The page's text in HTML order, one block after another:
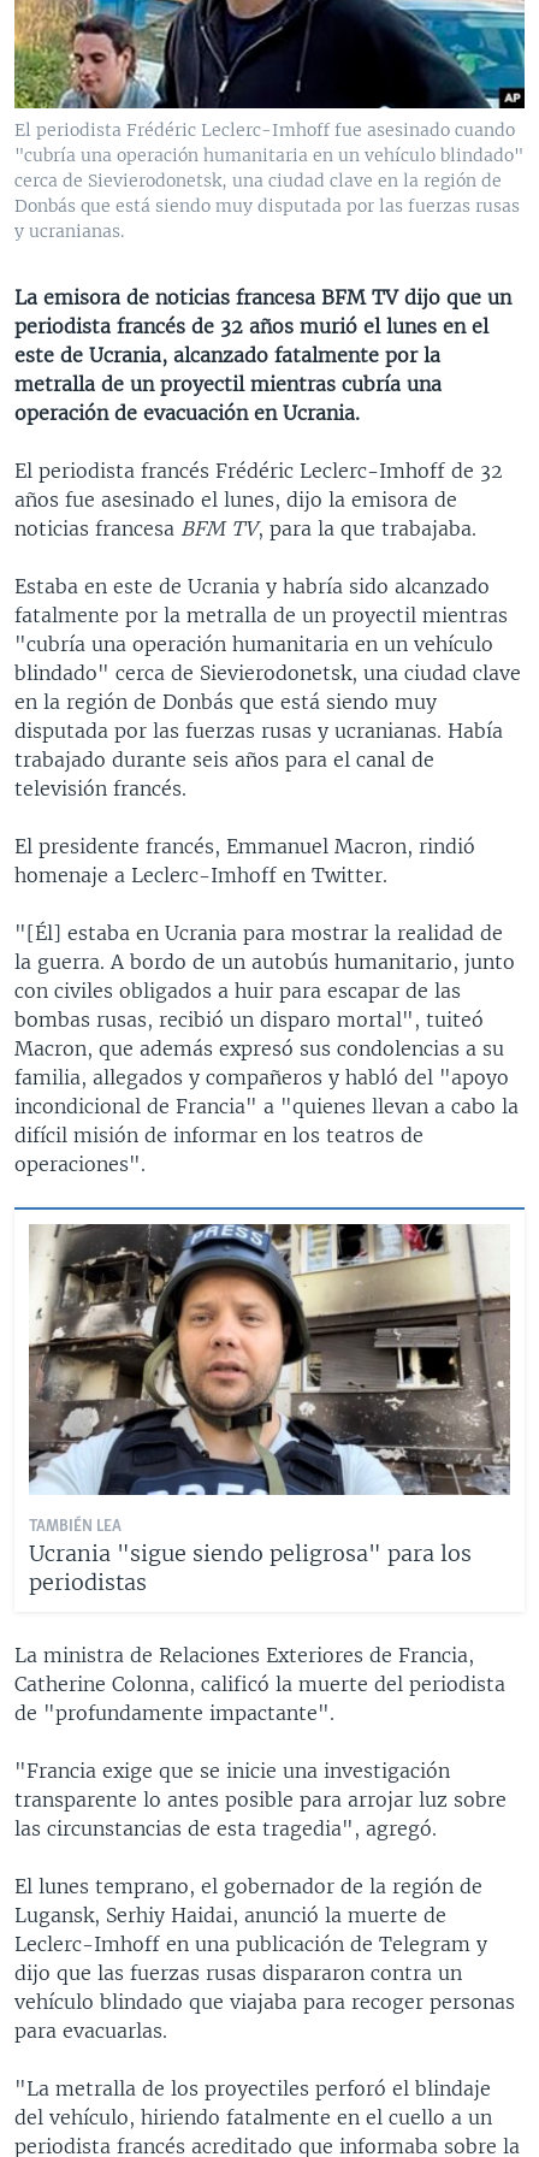
VENEZUELA
BRASIL
NICARAGUA
ECONOMÍA
ENTRETENIMIENTO Y CULTURA
TECNOLOGÍA
DEPORTES
CIENCIA Y SALUD
MULTIMEDIA
VIDEOS
FOTOGRAFÍA
AUDIOS
PROGRAMAS TV
EL MUNDO AL DÍA
FORO INTERAMERICANO
VISIÓN 360
LAS CLAVES
RADIO
AVANCE INFORMATIVO
AUDIONOTICIAS
BUENOS DÍAS AMÉRICA
EL MUNDO AL DÍA [RADIO]
FORO [RADIO]
DEPORTIVO INTERNACIONAL
ENTRETENIMIENTO
DIRECT
DOCUMENTALES DE LA VOA
SÍGANOS
El periodista Frédéric Leclerc-Imhoff fue asesinado cuando
"cubría una operación humanitaria en un vehículo blindado"
cerca de Sievierodonetsk, una ciudad clave en la región de
Donbás que está siendo muy disputada por las fuerzas rusas
y ucranianas.
La emisora ​​​​de noticias francesa BFM TV dijo que un
periodista francés de 32 años murió el lunes en el
este de Ucrania, alcanzado fatalmente por la
metralla de un proyectil mientras cubría una
operación de evacuación en Ucrania.
El periodista francés Frédéric Leclerc-Imhoff de 32
años fue asesinado el lunes, dijo la emisora de
noticias francesa BFM TV, para la que trabajaba.
Estaba en este de Ucrania y habría sido alcanzado
fatalmente por la metralla de un proyectil mientras
"cubría una operación humanitaria en un vehículo
blindado" cerca de Sievierodonetsk, una ciudad clave
en la región de Donbás que está siendo muy
disputada por las fuerzas rusas y ucranianas. Había
trabajado durante seis años para el canal de
televisión francés.
El presidente francés, Emmanuel Macron, rindió
homenaje a Leclerc-Imhoff en Twitter.
"[Él] estaba en Ucrania para mostrar la realidad de
la guerra. A bordo de un autobús humanitario, junto
con civiles obligados a huir para escapar de las
bombas rusas, recibió un disparo mortal", tuiteó
Macron, que además expresó sus condolencias a su
familia, allegados y compañeros y habló del "apoyo
incondicional de Francia" a "quienes llevan a cabo la
difícil misión de informar en los teatros de
operaciones".
TAMBIÉN LEA
Ucrania "sigue siendo peligrosa" para los
periodistas
La ministra de Relaciones Exteriores de Francia,
Catherine Colonna, calificó la muerte del periodista
de "profundamente impactante".
"Francia exige que se inicie una investigación
transparente lo antes posible para arrojar luz sobre
las circunstancias de esta tragedia", agregó.
El lunes temprano, el gobernador de la región de
Lugansk, Serhiy Haidai, anunció la muerte de
Leclerc-Imhoff en una publicación de Telegram y
dijo que las fuerzas rusas dispararon contra un
vehículo blindado que viajaba para recoger personas
para evacuarlas.
"La metralla de los proyectiles perforó el blindaje
del vehículo, hiriendo fatalmente en el cuello a un
periodista francés acreditado que informaba sobre la